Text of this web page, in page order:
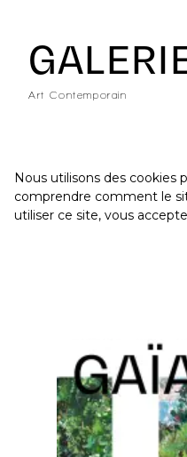
Art Contemporain
CONGÉS
Nous utilisons des cookies
comprendre comment le
utiliser ce site, vous